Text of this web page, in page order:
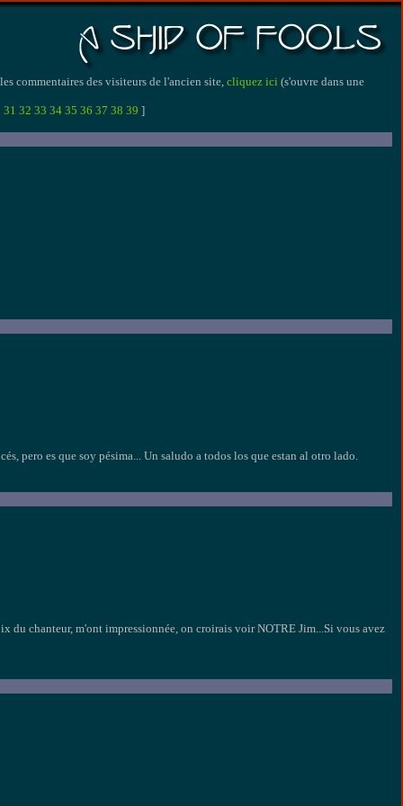
commentaires des visiteurs de l'ancien site, cliquez ici (s'ouvre dans une
31 32 33 34 35 36 37 38 39 ]
pero es que soy pésima... Un saludo a todos los que estan al otro lado.
du chanteur, m'ont impressionnée, on croirais voir NOTRE Jim...Si vous avez